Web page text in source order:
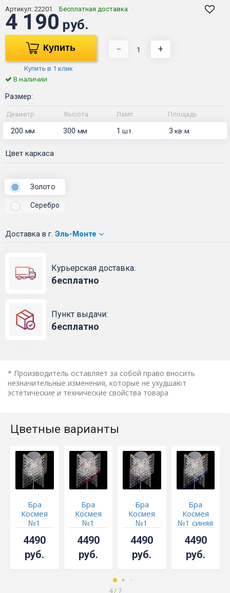
Артикул: 22201 Бесплатная доставка
4 190 руб.
Купить
Купить в 1 клик
− +
В наличии
Размер:
Диаметр Высота Ламп Площадь
200 мм 300 мм 1шт. 3кв.м.
Цвет каркаса
Золото
Серебро
Доставка в г. Эль-Монте
Курьерская доставка:
бесплатно
Пункт выдачи:
бесплатно
* Производитель оставляет за собой право вносить
незначительные изменения, которые не ухудшают
эстетические и технические свойства товара
Цветные варианты
Бра
Космея
№1
4490
руб.
Бра
Космея
№1
4490
руб.
Бра
Космея
№1
4490
руб.
Бра
Космея
№1 синяя
4490
руб.
4/ 7